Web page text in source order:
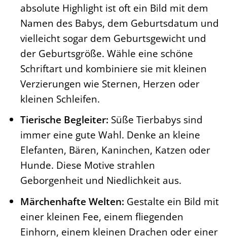
absolute Highlight ist oft ein Bild mit dem
Namen des Babys, dem Geburtsdatum und
vielleicht sogar dem Geburtsgewicht und
der Geburtsgröße. Wähle eine schöne
Schriftart und kombiniere sie mit kleinen
Verzierungen wie Sternen, Herzen oder
kleinen Schleifen.
Tierische Begleiter: Süße Tierbabys sind
immer eine gute Wahl. Denke an kleine
Elefanten, Bären, Kaninchen, Katzen oder
Hunde. Diese Motive strahlen
Geborgenheit und Niedlichkeit aus.
Märchenhafte Welten: Gestalte ein Bild mit
einer kleinen Fee, einem fliegenden
Einhorn, einem kleinen Drachen oder einer